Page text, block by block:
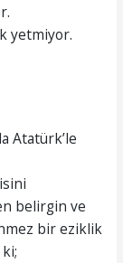
yetmiyor.
Atatürk’le
belirgin ve
bir eziklik